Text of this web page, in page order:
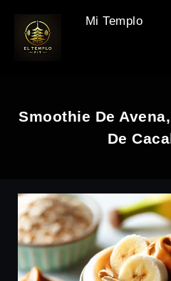
Mi Templo
Smoothie De
De